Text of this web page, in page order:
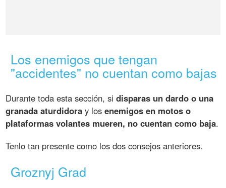
Los enemigos que tengan
"accidentes" no cuentan como bajas
Durante toda esta sección, sidisparas un dardo o una
granada aturdidora y losenemigos en motos o
plataformas volantes mueren, no cuentan como baja.
Tenlo tan presente como los dos consejos anteriores.
Groznyj Grad